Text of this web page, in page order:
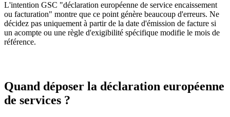
L'intention GSC "déclaration européenne de service encaissement
ou facturation" montre que ce point génère beaucoup d'erreurs. Ne
décidez pas uniquement à partir de la date d'émission de facture si
un acompte ou une règle d'exigibilité spécifique modifie le mois de
référence.
Quand déposer la déclaration européenne
de services ?